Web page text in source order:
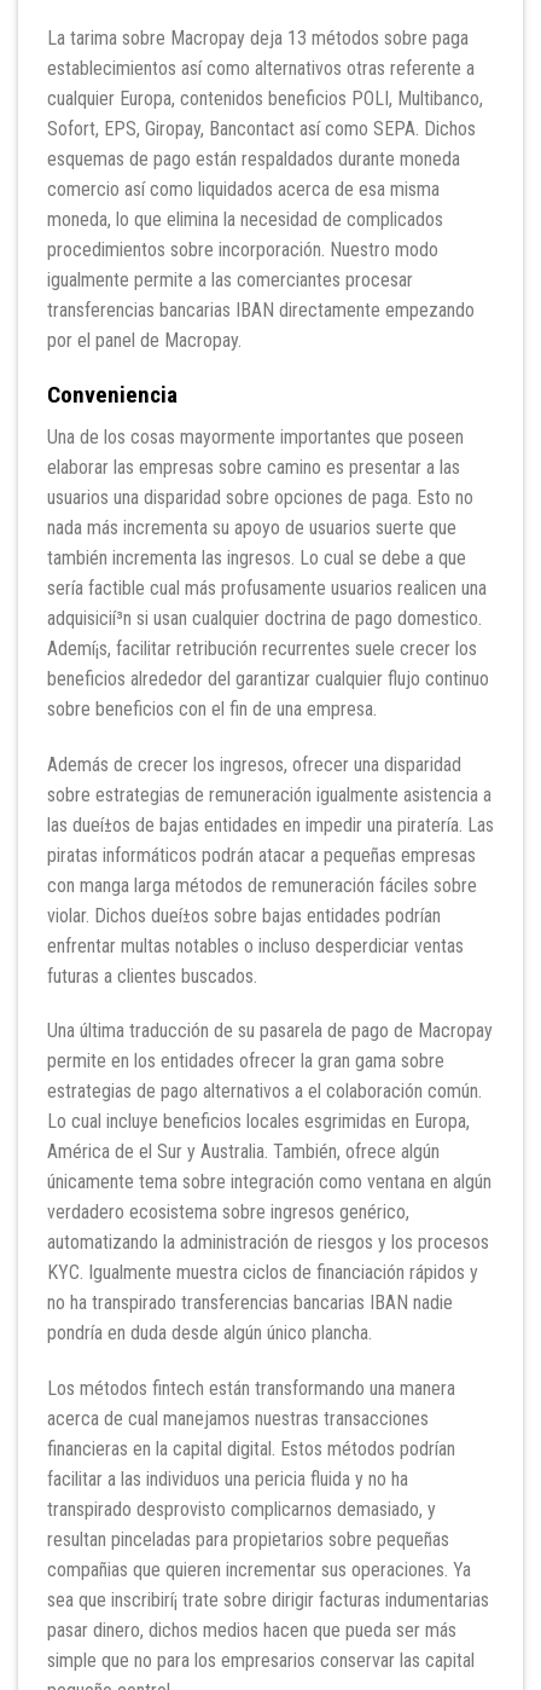
La tarima sobre Macropay deja 13 métodos sobre paga
establecimientos así­ como alternativos otras referente a
cualquier Europa, contenidos beneficios POLI, Multibanco,
Sofort, EPS, Giropay, Bancontact así­ como SEPA. Dichos
esquemas de pago están respaldados durante moneda
comercio así­ como liquidados acerca de esa misma
moneda, lo que elimina la necesidad de complicados
procedimientos sobre incorporación. Nuestro modo
igualmente permite a las comerciantes procesar
transferencias bancarias IBAN directamente empezando
por el panel de Macropay.
Conveniencia
Una de los cosas mayormente importantes que poseen
elaborar las empresas sobre camino es presentar a las
usuarios una disparidad sobre opciones de paga. Esto no
nada más incrementa su apoyo de usuarios suerte que
también incrementa las ingresos. Lo cual se debe a que
serí­a factible cual más profusamente usuarios realicen una
adquisicií³n si usan cualquier doctrina de pago domestico.
Ademí¡s, facilitar retribución recurrentes suele crecer los
beneficios alrededor del garantizar cualquier flujo continuo
sobre beneficios con el fin de una empresa.
Además de crecer los ingresos, ofrecer una disparidad
sobre estrategias de remuneración igualmente asistencia a
las dueí±os de bajas entidades en impedir una piratería. Las
piratas informáticos podrán atacar a pequeñas empresas
con manga larga métodos de remuneración fáciles sobre
violar. Dichos dueí±os sobre bajas entidades podrían
enfrentar multas notables o incluso desperdiciar ventas
futuras a clientes buscados.
Una última traducción de su pasarela de pago de Macropay
permite en los entidades ofrecer la gran gama sobre
estrategias de pago alternativos a el colaboración común.
Lo cual incluye beneficios locales esgrimidas en Europa,
América de el Sur y Australia. También, ofrece algún
únicamente tema sobre integración como ventana en algún
verdadero ecosistema sobre ingresos genérico,
automatizando la administración de riesgos y los procesos
KYC. Igualmente muestra ciclos de financiación rápidos y
no ha transpirado transferencias bancarias IBAN nadie
pondrí­a en duda desde algún único plancha.
Los métodos fintech están transformando una manera
acerca de cual manejamos nuestras transacciones
financieras en la capital digital. Estos métodos podrían
facilitar a las individuos una pericia fluida y no ha
transpirado desprovisto complicarnos demasiado, y
resultan pinceladas para propietarios sobre pequeñas
compañias que quieren incrementar sus operaciones. Ya
sea que inscribirí¡ trate sobre dirigir facturas indumentarias
pasar dinero, dichos medios hacen que pueda ser más
simple que no para los empresarios conservar las capital